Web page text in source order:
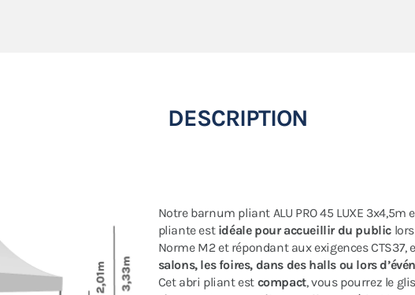
DESCRIPTION
Notre barnum pliant ALU PRO 45 LUXE 3x4,5m
pliante est idéale pour accueillir du public
Norme M2 et répondant aux exigences
salons, les foires, dans des halls ou lors
Cet abri pliant est compact, vous pourrez le